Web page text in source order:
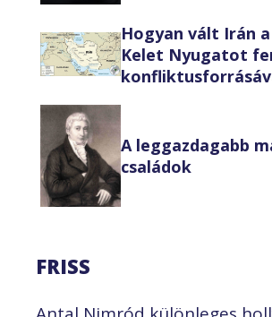
Hogyan vált Irán
Kelet Nyugatot
A leggazdagabb
családok
FRISS